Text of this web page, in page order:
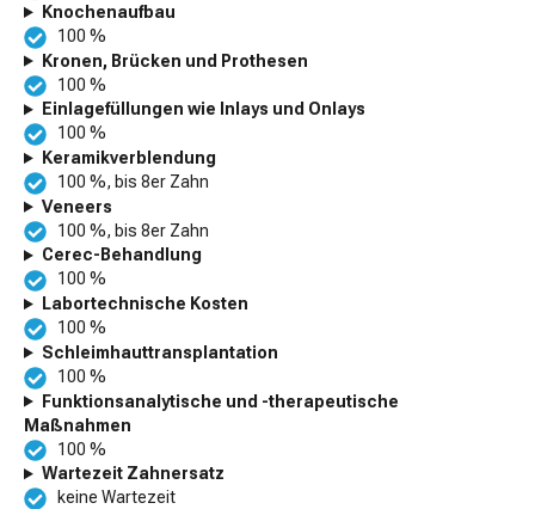
Knochenaufbau
100 %
Kronen, Brücken und Prothesen
100 %
Einlagefüllungen wie Inlays und Onlays
100 %
Keramikverblendung
100 %, bis 8er Zahn
Veneers
100 %, bis 8er Zahn
Cerec-Behandlung
100 %
Labortechnische Kosten
100 %
Schleimhauttransplantation
100 %
Funktionsanalytische und -therapeutische
Maßnahmen
100 %
Wartezeit Zahnersatz
keine Wartezeit